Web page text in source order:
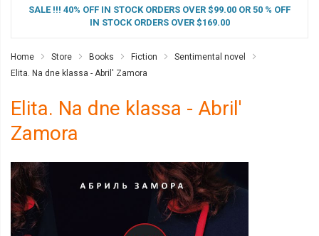
SALE !!! 40% OFF IN STOCK ORDERS OVER $99.00 OR 50 % OFF
IN STOCK ORDERS OVER $169.00
Home Store Books Fiction
Sentimental novel
Elita. Na dne klassa - Abril' Zamora
Elita. Na dne klassa - Abril'
Zamora